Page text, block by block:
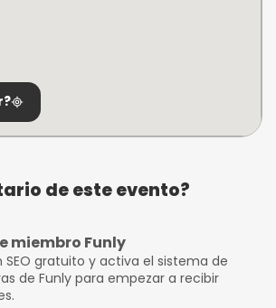
de este evento?
miembro Funly
SEO gratuito y activa el sistema de
de Funly para empezar a recibir